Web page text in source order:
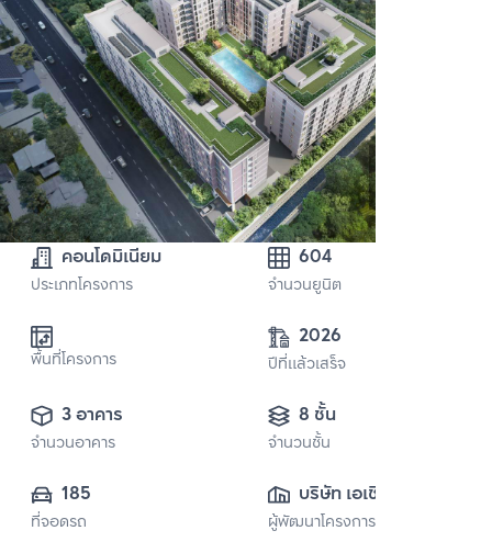
คอนโดมิเนียม
ประเภทโครงการ
604
จำนวนยูนิต
พื้นที่โครงการ
2026
ปีที่แล้วเสร็จ
3 อาคาร
จำนวนอาคาร
8 ชั้น
จำนวนชั้น
185
ที่จอดรถ
บริษัท เอเชี่ยน
พร็อพเพอร์ตี้ จำกัด
ผู้พัฒนาโครงการ